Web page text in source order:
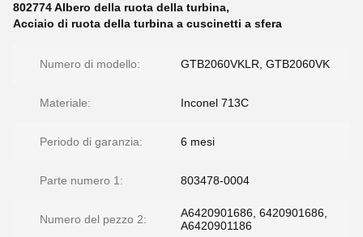
802774 Albero della ruota della turbina,
Acciaio di ruota della turbina a cuscinetti a sfera
Numero di modello: GTB2060VKLR, GTB2060VK
Materiale: Inconel 713C
Periodo di garanzia: 6 mesi
Parte numero 1: 803478-0004
Numero del pezzo 2:
A6420901686, 6420901686,
A6420901186